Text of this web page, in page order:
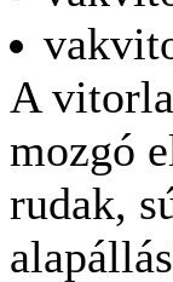
A
mozgó
rudak,